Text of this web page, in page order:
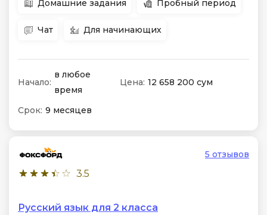
Домашние задания Пробный период
Чат Для начинающих
Начало:
в любое
время
Цена: 12 658 200 сум
Срок: 9 месяцев
3.5
5 отзывов
Русский язык для 2 класса